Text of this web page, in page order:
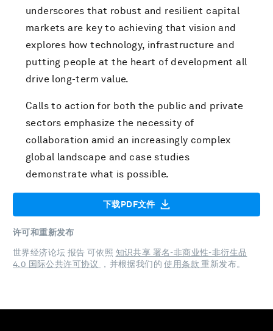
underscores that robust and resilient capital
markets are key to achieving that vision and
explores how technology, infrastructure and
putting people at the heart of development all
drive long-term value.
Calls to action for both the public and private
sectors emphasize the necessity of
collaboration amid an increasingly complex
global landscape and case studies
demonstrate what is possible.
下载PDF文件
许可和重新发布
世界经济论坛 报告 可依照 知识共享 署名-非商业性-非衍生品
4.0 国际公共许可协议
，并根据我们的使用条款重新发布。